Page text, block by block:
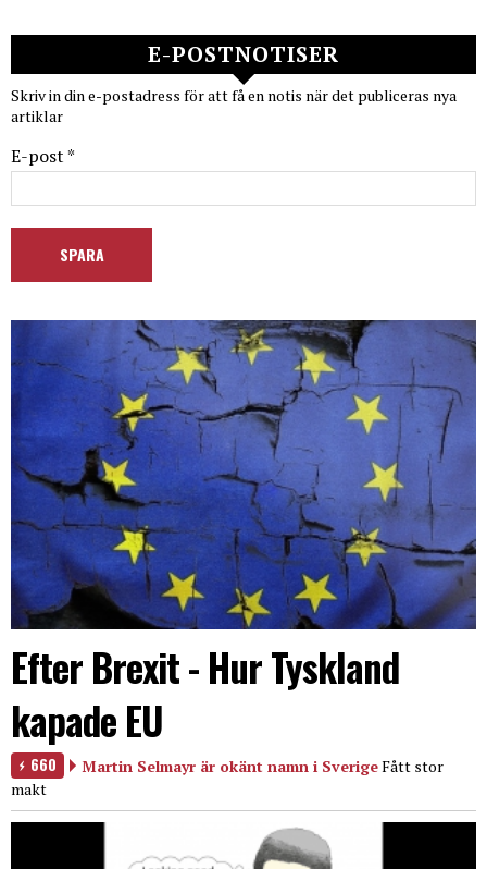
E-POSTNOTISER
Skriv in din e-postadress för att få en notis när det publiceras nya
artiklar
E-post *
Efter Brexit - Hur Tyskland
kapade EU
660 Martin Selmayr är okänt namn i SverigeFått stor
makt